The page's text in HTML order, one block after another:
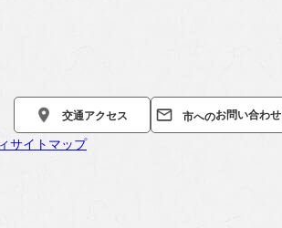
交通アクセス 市へのお問い合わせ
サイトマップ